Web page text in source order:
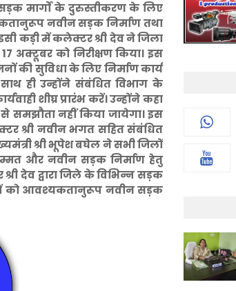
मार्गों के दुरुस्तीकरण के लिए
नवीन सड़क निर्माण तथा
कड़ी में कलेक्टर श्री देव ने जिला
अक्टूबर को निरीक्षण किया। इस
की सुविधा के लिए निर्माण कार्य
ही उन्होंने संबंधित विभाग के
शीघ्र प्रारंभ करें। उन्होंने कहा
समझौता नहीं किया जायेगा। इस
श्री नवीन भगत सहित संबंधित
श्री भूपेश बघेल ने सभी जिलों
और नवीन सड़क निर्माण हेतु
देव द्वारा जिले के विभिन्न सड़क
को आवश्यकतानुरूप नवीन सड़क